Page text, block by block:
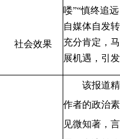
社会效果
喽”“慎终追
自媒体自发
充分肯定，
展机遇，引
该报道精准
作者的政治
见微知著，